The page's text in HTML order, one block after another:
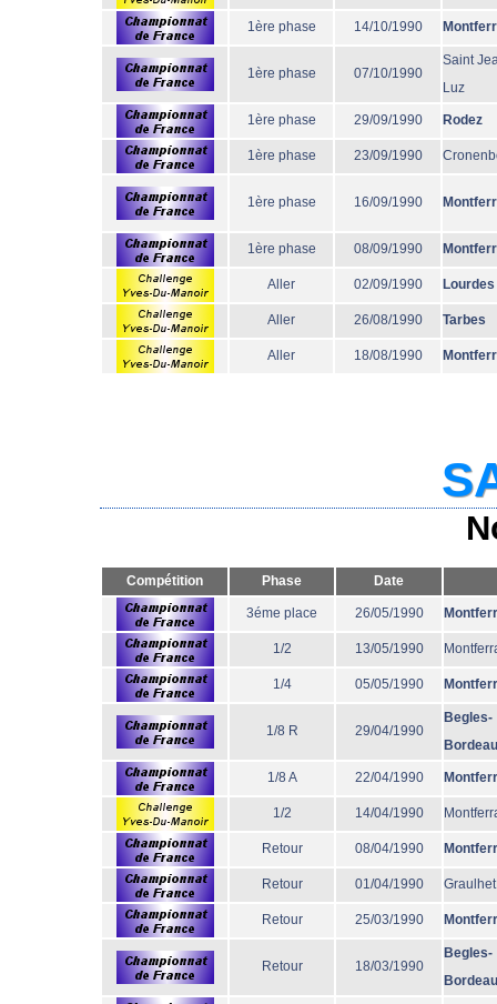
1ère phase 14/10/1990
1ère phase 07/10/1990
Saint
Luz
1ère phase 29/09/1990 Rodez
1ère phase 23/09/1990
1ère phase 16/09/1990
1ère phase 08/09/1990
Aller 02/09/1990 Lourdes
Aller 26/08/1990 Tarbes
Aller 18/08/1990
Compétition Phase Date
3éme place 26/05/1990
1/2 13/05/1990
1/4 05/05/1990
1/8 R 29/04/1990
Begles-
1/8 A 22/04/1990
1/2 14/04/1990
Retour 08/04/1990
Retour 01/04/1990 Graulhet
Retour 25/03/1990
Retour 18/03/1990
Begles-